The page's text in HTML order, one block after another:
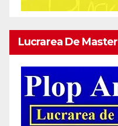
Lucrarea De Master